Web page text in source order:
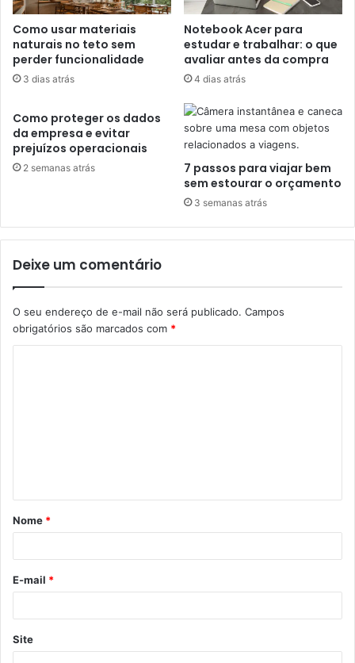
Como usar materiais
naturais no teto sem
perder funcionalidade
3 dias atrás
Notebook Acer para
estudar e trabalhar: o que
avaliar antes da compra
4 dias atrás
Como proteger os dados
da empresa e evitar
prejuízos operacionais
2 semanas atrás
7 passos para viajar bem
sem estourar o orçamento
3 semanas atrás
Deixe um comentário
O seu endereço de e-mail não será publicado. Campos
obrigatórios são marcados com *
á
r
*
Nome *
E-mail *
Site